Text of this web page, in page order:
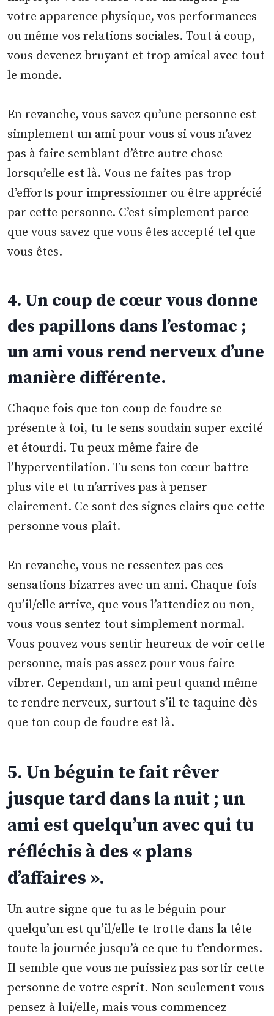
votre apparence physique, vos performances
ou même vos relations sociales. Tout à coup,
vous devenez bruyant et trop amical avec tout
le monde.
En revanche, vous savez qu’une personne est
simplement un ami pour vous si vous n’avez
pas à faire semblant d’être autre chose
lorsqu’elle est là. Vous ne faites pas trop
d’efforts pour impressionner ou être apprécié
par cette personne. C’est simplement parce
que vous savez que vous êtes accepté tel que
vous êtes.
4. Un coup de cœur vous donne
des papillons dans l’estomac ;
un ami vous rend nerveux d’une
manière différente.
Chaque fois que ton coup de foudre se
présente à toi, tu te sens soudain super excité
et étourdi. Tu peux même faire de
l’hyperventilation. Tu sens ton cœur battre
plus vite et tu n’arrives pas à penser
clairement. Ce sont des signes clairs que cette
personne vous plaît.
En revanche, vous ne ressentez pas ces
sensations bizarres avec un ami. Chaque fois
qu’il/elle arrive, que vous l’attendiez ou non,
vous vous sentez tout simplement normal.
Vous pouvez vous sentir heureux de voir cette
personne, mais pas assez pour vous faire
vibrer. Cependant, un ami peut quand même
te rendre nerveux, surtout s’il te taquine dès
que ton coup de foudre est là.
5. Un béguin te fait rêver
jusque tard dans la nuit ; un
ami est quelqu’un avec qui tu
réfléchis à des « plans
d’affaires ».
Un autre signe que tu as le béguin pour
quelqu’un est qu’il/elle te trotte dans la tête
toute la journée jusqu’à ce que tu t’endormes.
Il semble que vous ne puissiez pas sortir cette
personne de votre esprit. Non seulement vous
pensez à lui/elle, mais vous commencez